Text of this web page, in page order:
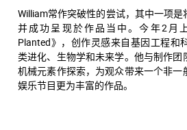
William常作突破性的尝试，其中一项是
并成功呈现於作品当中。今年2月
Planted》，创作灵感来自基因工程和
类进化、生物学和未来学。他与制作团
机械元素作探索，为观众带来一个非
娱乐节目更为丰富的作品。